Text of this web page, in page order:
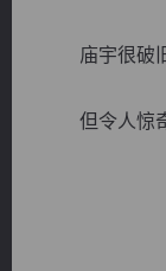
庙宇很破旧
但令人惊奇